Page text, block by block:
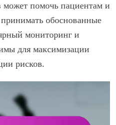
помочь пациентам и
обоснованные
мониторинг и
для максимизации
рисков.